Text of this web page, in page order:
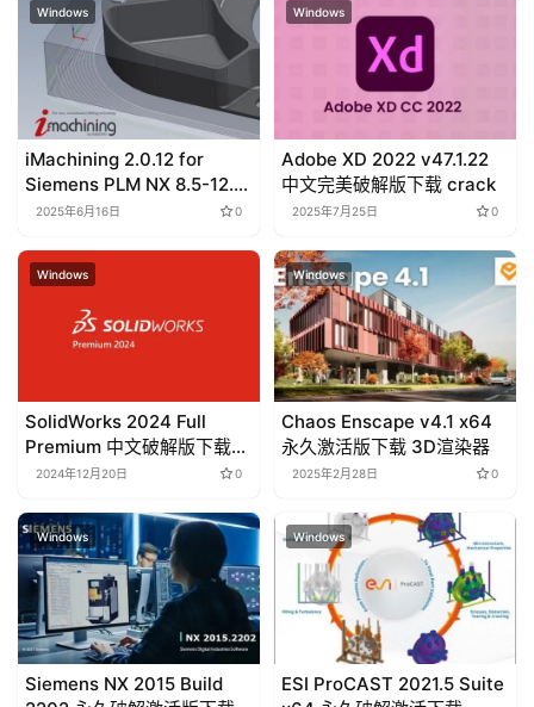
Windows
iMachining 2.0.12 for
Siemens PLM NX 8.5-12.0
破解版下載 crack
2025年6月16日 0
Windows
Adobe XD 2022 v47.1.22
中文完美破解版下载 crack
2025年7月25日 0
Windows
SolidWorks 2024 Full
Premium 中文破解版下载
crack
2024年12月20日 0
Windows
Chaos Enscape v4.1 x64
永久激活版下载 3D渲染器
2025年2月28日 0
Windows
Siemens NX 2015 Build
Windows
ESI ProCAST 2021.5 Suite